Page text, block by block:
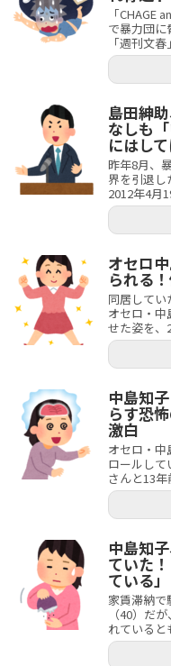
「CHAGE
で暴力団に
「週刊文
島田紳
なしも
にはして
昨年8月、
界を引退し
2012年4月
オセロ
られる
同居してい
オセロ・中
せた姿を、
中島知
らす恐
激白
オセロ・中
ロールして
さんと13
中島知
ていた
ている」
家賃滞納で
（40）だ
れていると